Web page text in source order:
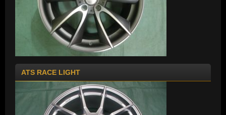
ATS RACE LIGHT